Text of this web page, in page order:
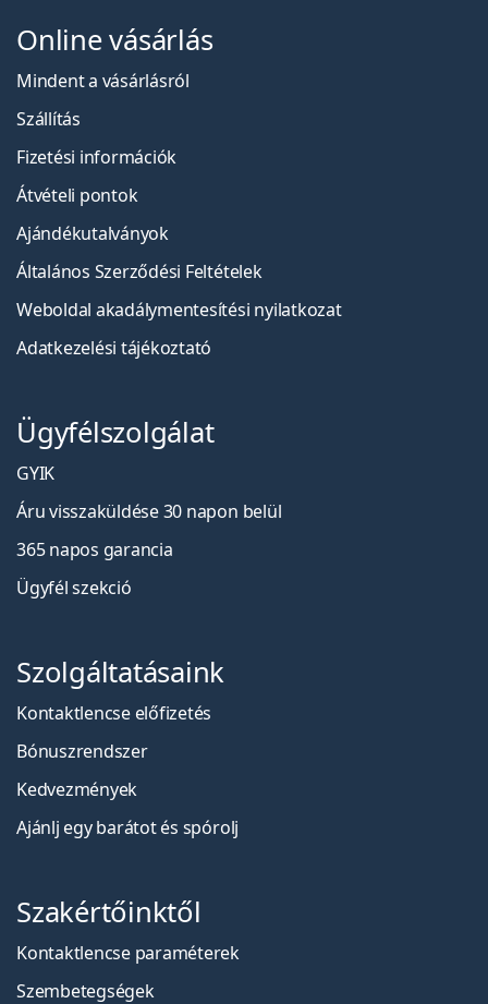
Online vásárlás
Mindent a vásárlásról
Szállítás
Fizetési információk
Átvételi pontok
Ajándékutalványok
Általános Szerződési Feltételek
Weboldal akadálymentesítési nyilatkozat
Adatkezelési tájékoztató
Ügyfélszolgálat
GYIK
Áru visszaküldése 30 napon belül
365 napos garancia
Ügyfél szekció
Szolgáltatásaink
Kontaktlencse előfizetés
Bónuszrendszer
Kedvezmények
Ajánlj egy barátot és spórolj
Szakértőinktől
Kontaktlencse paraméterek
Szembetegségek